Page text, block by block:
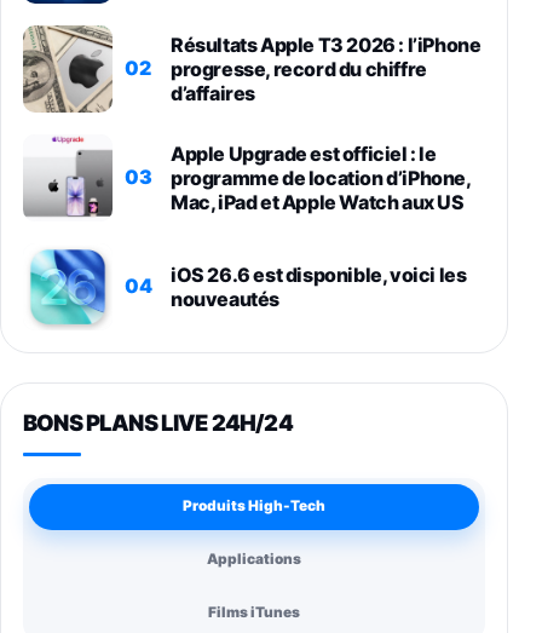
02
Résultats Apple T3 2026 : l’iPhone
progresse, record du chiffre
d’affaires
03
Apple Upgrade est officiel : le
programme de location d’iPhone,
Mac, iPad et Apple Watch aux US
04
iOS 26.6 est disponible, voici les
nouveautés
BONS PLANS LIVE 24H/24
Produits High-Tech
Applications
Films iTunes